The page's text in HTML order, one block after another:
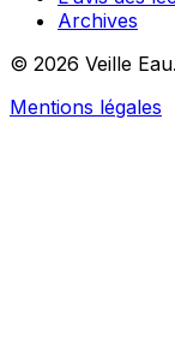
Archives
© 2026 Veille
Mentions légales